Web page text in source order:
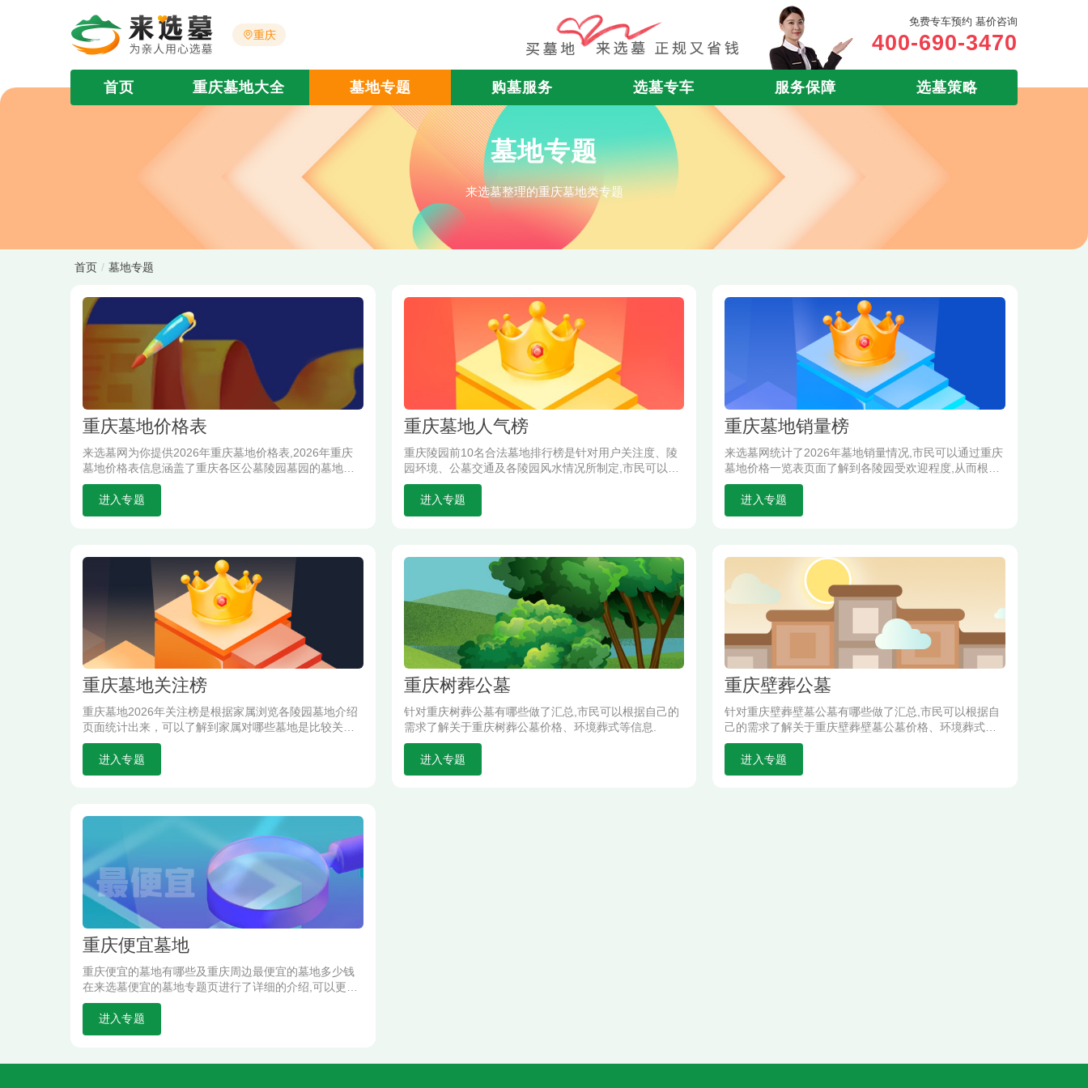
重庆
免费专车预约 墓价咨询
400-690-3470
首页 重庆墓地大全 墓地专题 购墓服务 选墓专车 服务保障 选墓策略
墓地专题
来选墓整理的重庆墓地类专题
首页 墓地专题
重庆墓地价格表
来选墓网为你提供2026年重庆墓地价格表,2026年重庆
墓地价格表信息涵盖了重庆各区公墓陵园墓园的墓地价
格,实时为您更新重庆各区墓地价格信息.
进入专题
重庆墓地人气榜
重庆陵园前10名合法墓地排行榜是针对用户关注度、陵
园环境、公墓交通及各陵园风水情况所制定,市民可以制
定的重庆墓地排名了解到关于重庆陵园公墓前十名排名
情况.进入专题
重庆墓地销量榜
来选墓网统计了2026年墓地销量情况,市民可以通过重庆
墓地价格一览表页面了解到各陵园受欢迎程度,从而根据
自己的预算选择合适的自己的墓型.
进入专题
重庆墓地关注榜
重庆墓地2026年关注榜是根据家属浏览各陵园墓地介绍
页面统计出来，可以了解到家属对哪些墓地是比较关注
的。
进入专题
重庆树葬公墓
针对重庆树葬公墓有哪些做了汇总,市民可以根据自己的
需求了解关于重庆树葬公墓价格、环境葬式等信息.
进入专题
重庆壁葬公墓
针对重庆壁葬壁墓公墓有哪些做了汇总,市民可以根据自
己的需求了解关于重庆壁葬壁墓公墓价格、环境葬式等
信息.
进入专题
重庆便宜墓地
重庆便宜的墓地有哪些及重庆周边最便宜的墓地多少钱
在来选墓便宜的墓地专题页进行了详细的介绍,可以更好
的帮助市民进行选择重庆及重庆周边性价比高的便宜墓
进入专题